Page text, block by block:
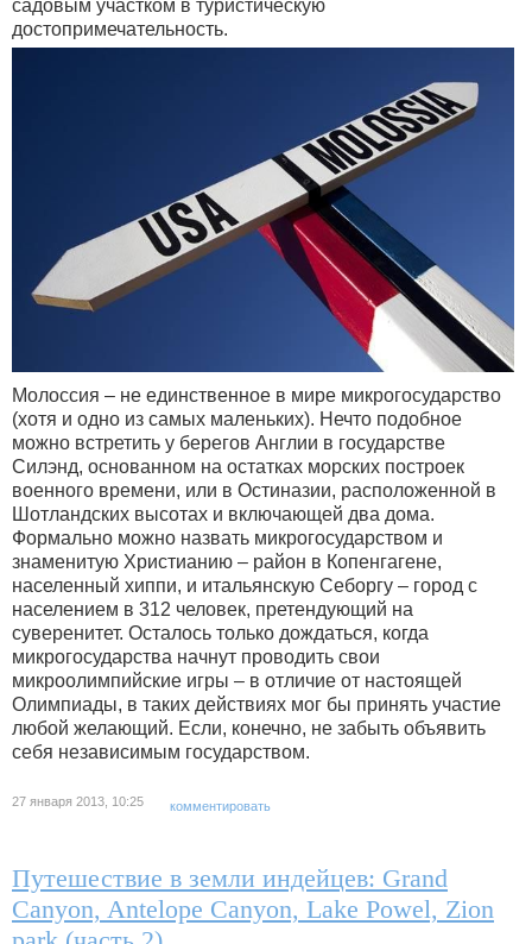
садовым участком в туристическую
достопримечательность.
Молоссия – не единственное в мире микрогосударство
(хотя и одно из самых маленьких). Нечто подобное
можно встретить у берегов Англии в государстве
Силэнд, основанном на остатках морских построек
военного времени, или в Остиназии, расположенной в
Шотландских высотах и включающей два дома.
Формально можно назвать микрогосударством и
знаменитую Христианию – район в Копенгагене,
населенный хиппи, и итальянскую Себоргу – город с
населением в 312 человек, претендующий на
суверенитет. Осталось только дождаться, когда
микрогосударства начнут проводить свои
микроолимпийские игры – в отличие от настоящей
Олимпиады, в таких действиях мог бы принять участие
любой желающий. Если, конечно, не забыть объявить
себя независимым государством.
27 января 2013, 10:25 комментировать
Путешествие в земли индейцев: Grand
Canyon, Antelope Canyon, Lake Powel, Zion